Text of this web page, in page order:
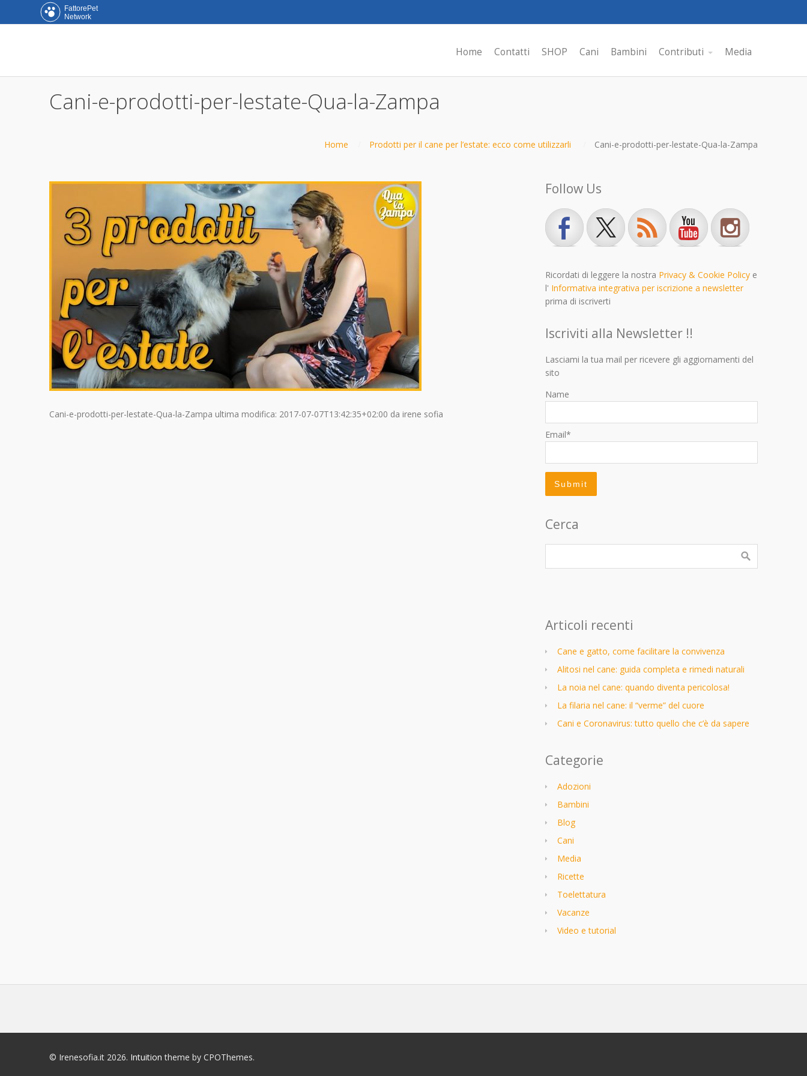
Home Contatti SHOP Cani Bambini Contributi Media
Cani-e-prodotti-per-lestate-Qua-la-Zampa
Home Prodotti per il cane per l’estate: ecco come utilizzarli Cani-e-prodotti-per-lestate-Qua-la-Zampa
Cani-e-prodotti-per-lestate-Qua-la-Zampa ultima modifica: 2017-07-07T13:42:35+02:00 da irene sofia
Follow Us
Ricordati di leggere la nostra Privacy & Cookie Policye
l' Informativa integrativa per iscrizione a newsletter
prima di iscriverti
Iscriviti alla Newsletter !!
Lasciami la tua mail per ricevere gli aggiornamenti del
sito
Name
Email*
Cerca
Articoli recenti
Cane e gatto, come facilitare la convivenza
Alitosi nel cane: guida completa e rimedi naturali
La noia nel cane: quando diventa pericolosa!
La filaria nel cane: il “verme” del cuore
Cani e Coronavirus: tutto quello che c’è da sapere
Categorie
Adozioni
Bambini
Blog
Cani
Media
Ricette
Toelettatura
Vacanze
Video e tutorial
© Irenesofia.it 2026. Intuition theme by CPOThemes.
FattorePet
Network